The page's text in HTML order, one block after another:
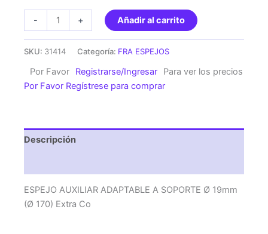
-
AUXILIAR
SOPORTE
Ø
170)
Extra
cantidad
+ Añadir al carrito
SKU: 31414 Categoría: FRA ESPEJOS
Por Favor Registrarse/Ingresar
Para ver los precios
Por Favor Regístrese para comprar
Descripción
ESPEJO AUXILIAR ADAPTABLE A SOPORTE Ø 19mm
(Ø 170) Extra Co